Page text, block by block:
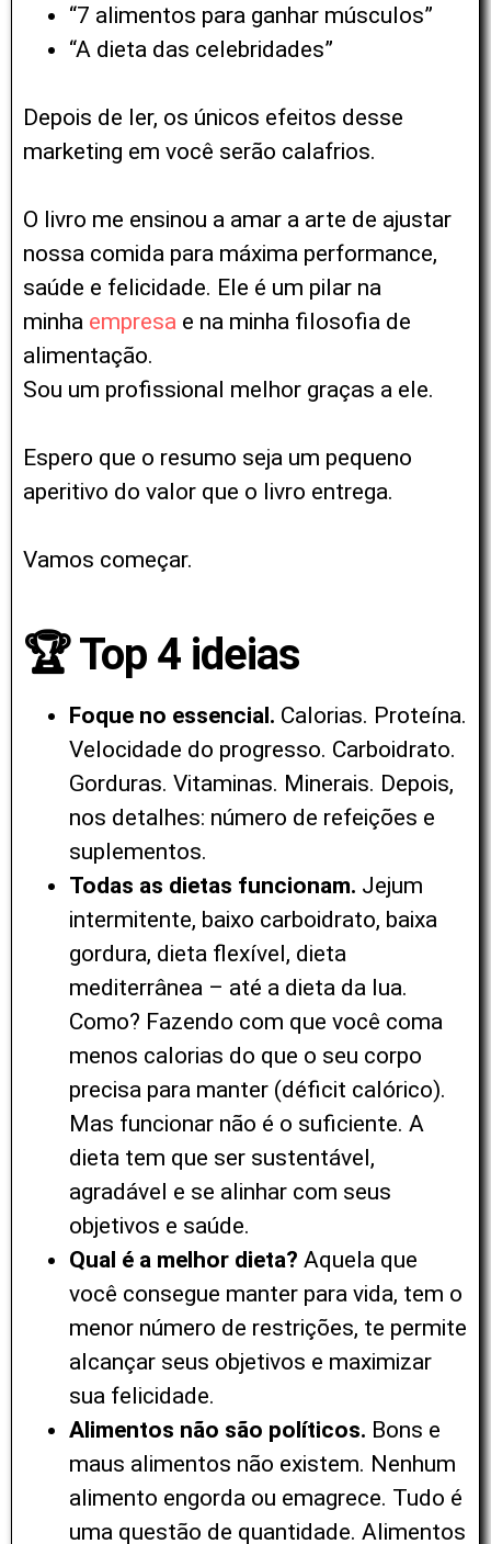
“7 alimentos para ganhar músculos”
“A dieta das celebridades”
Depois de ler, os únicos efeitos desse
marketing em você serão calafrios.
O livro me ensinou a amar a arte de ajustar
nossa comida para máxima performance,
saúde e felicidade. Ele é um pilar na
minha empresa e na minha filosofia de
alimentação.
Sou um profissional melhor graças a ele.
Espero que o resumo seja um pequeno
aperitivo do valor que o livro entrega.
Vamos começar.
🏆 Top 4 ideias
Foque no essencial. Calorias. Proteína.
Velocidade do progresso. Carboidrato.
Gorduras. Vitaminas. Minerais. Depois,
nos detalhes: número de refeições e
suplementos.
Todas as dietas funcionam. Jejum
intermitente, baixo carboidrato, baixa
gordura, dieta flexível, dieta
mediterrânea – até a dieta da lua.
Como? Fazendo com que você coma
menos calorias do que o seu corpo
precisa para manter (déficit calórico).
Mas funcionar não é o suficiente. A
dieta tem que ser sustentável,
agradável e se alinhar com seus
objetivos e saúde.
Qual é a melhor dieta? Aquela que
você consegue manter para vida, tem o
menor número de restrições, te permite
alcançar seus objetivos e maximizar
sua felicidade.
Alimentos não são políticos. Bons e
maus alimentos não existem. Nenhum
alimento engorda ou emagrece. Tudo é
uma questão de quantidade. Alimentos